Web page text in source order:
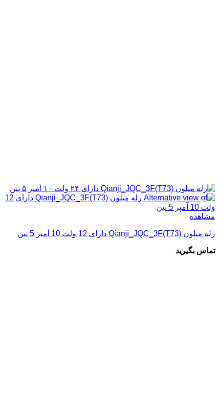
مشاهده
رله میلون Qianji_JQC_3F(T73) دارای 12 ولت 10 آمپر 5 پین
تماس بگیرید